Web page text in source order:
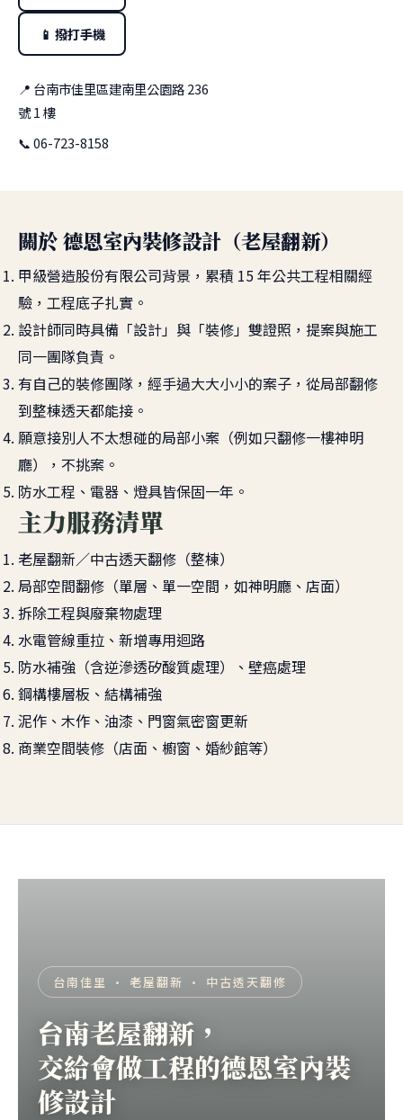
📱 撥打手機
📍 台南市佳里區建南里公園路 236
號 1 樓
📞 06-723-8158
關於 德恩室內裝修設計（老屋翻新）
甲級營造股份有限公司背景，累積 15 年公共工程相關經
驗，工程底子扎實。
設計師同時具備「設計」與「裝修」雙證照，提案與施工
同一團隊負責。
有自己的裝修團隊，經手過大大小小的案子，從局部翻修
到整棟透天都能接。
願意接別人不太想碰的局部小案（例如只翻修一樓神明
廳），不挑案。
防水工程、電器、燈具皆保固一年。
主力服務清單
老屋翻新／中古透天翻修（整棟）
局部空間翻修（單層、單一空間，如神明廳、店面）
拆除工程與廢棄物處理
水電管線重拉、新增專用迴路
防水補強（含逆滲透矽酸質處理）、壁癌處理
鋼構樓層板、結構補強
泥作、木作、油漆、門窗氣密窗更新
商業空間裝修（店面、櫥窗、婚紗館等）
台南佳里 · 老屋翻新 · 中古透天翻修
台南老屋翻新，
交給會做工程的德恩室內裝
修設計